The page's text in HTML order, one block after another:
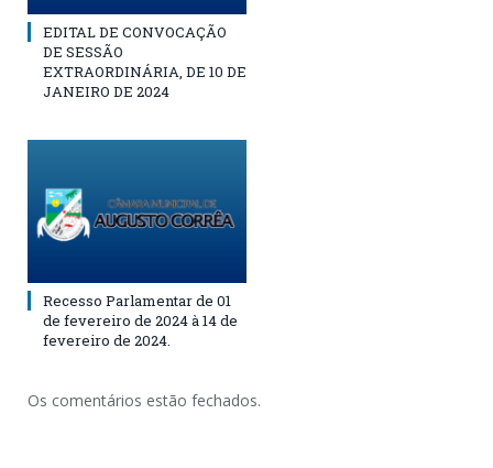
EDITAL DE CONVOCAÇÃO
DE SESSÃO
EXTRAORDINÁRIA, DE 10 DE
JANEIRO DE 2024
Recesso Parlamentar de 01
de fevereiro de 2024 à 14 de
fevereiro de 2024.
Os comentários estão fechados.